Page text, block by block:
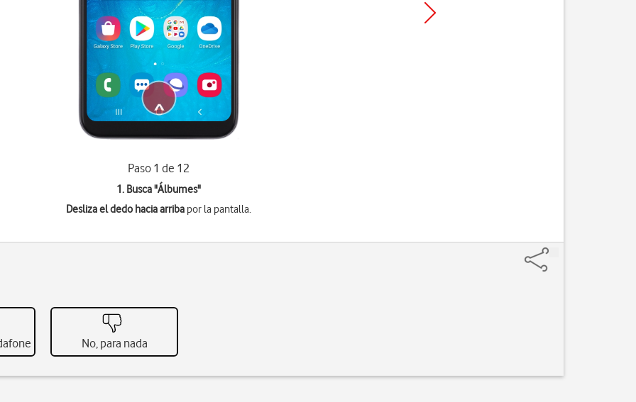
Paso 1 de 12
1. Busca "Álbumes"
Desliza el dedo hacia arriba por la pantalla.
No, para nada